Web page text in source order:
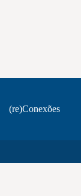
(re)Conexões